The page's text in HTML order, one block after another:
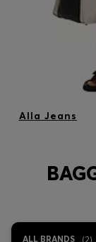
Alla Jeans
ALL BRANDS (2)